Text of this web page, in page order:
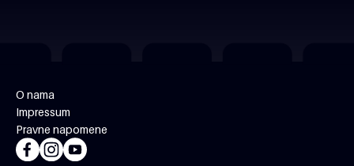
O nama
Impressum
Pravne napomene